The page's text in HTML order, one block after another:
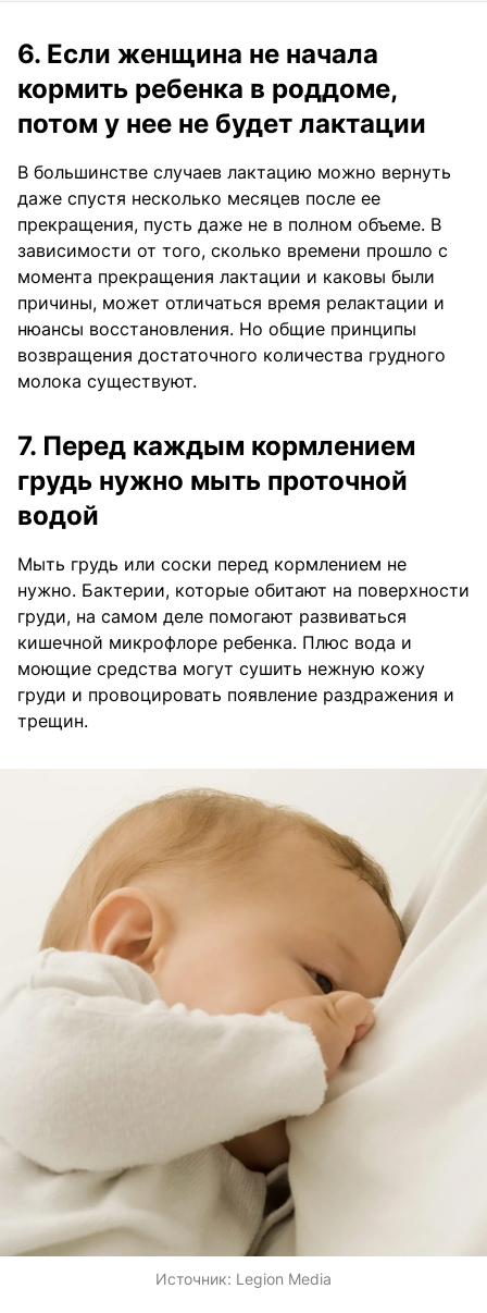
6. Если женщина не начала
кормить ребенка в роддоме,
потом у нее не будет лактации
В большинстве случаев лактацию можно вернуть
даже спустя несколько месяцев после ее
прекращения, пусть даже не в полном объеме. В
зависимости от того, сколько времени прошло с
момента прекращения лактации и каковы были
причины, может отличаться время релактации и
нюансы восстановления. Но общие принципы
возвращения достаточного количества грудного
молока существуют.
7. Перед каждым кормлением
грудь нужно мыть проточной
водой
Мыть грудь или соски перед кормлением не
нужно. Бактерии, которые обитают на поверхности
груди, на самом деле помогают развиваться
кишечной микрофлоре ребенка. Плюс вода и
моющие средства могут сушить нежную кожу
груди и провоцировать появление раздражения и
трещин.
Источник: Legion Media